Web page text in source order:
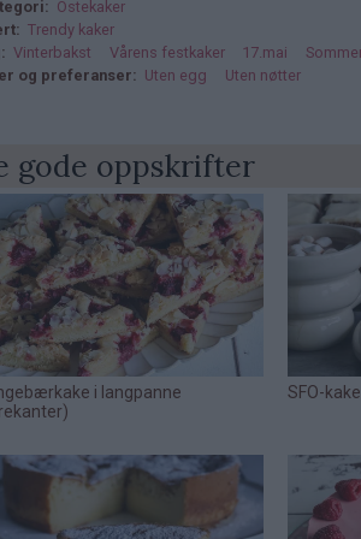
Ostekaker
Trendy kaker
Vinterbakst Vårens festkaker 17.mai
og preferanser
Uten egg Uten nøtter